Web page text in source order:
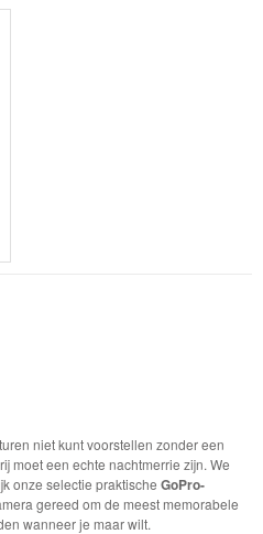
niet kunt voorstellen zonder een
moet een echte nachtmerrie zijn. We
onze selectie praktische GoPro-
gereed om de meest memorabele
wanneer je maar wilt.